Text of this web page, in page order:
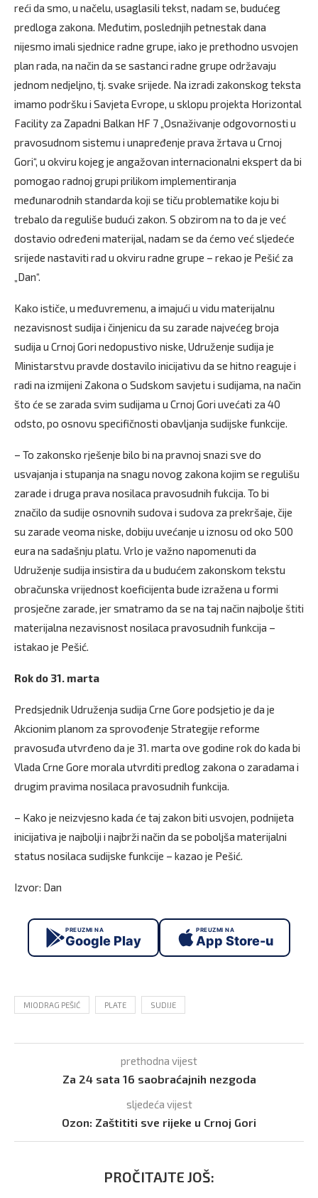
reći da smo, u načelu, usaglasili tekst, nadam se, budućeg
predloga zakona. Međutim, poslednjih petnestak dana
nijesmo imali sjednice radne grupe, iako je prethodno usvojen
plan rada, na način da se sastanci radne grupe održavaju
jednom nedjeljno, tj. svake srijede. Na izradi zakonskog teksta
imamo podršku i Savjeta Evrope, u sklopu projekta Horizontal
Facility za Zapadni Balkan HF 7 „Osnaživanje odgovornosti u
pravosudnom sistemu i unapređenje prava žrtava u Crnoj
Gori“, u okviru kojeg je angažovan internacionalni ekspert da bi
pomogao radnoj grupi prilikom implementiranja
međunarodnih standarda koji se tiču problematike koju bi
trebalo da reguliše budući zakon. S obzirom na to da je već
dostavio određeni materijal, nadam se da ćemo već sljedeće
srijede nastaviti rad u okviru radne grupe – rekao je Pešić za
„Dan“.
Kako ističe, u međuvremenu, a imajući u vidu materijalnu
nezavisnost sudija i činjenicu da su zarade najvećeg broja
sudija u Crnoj Gori nedopustivo niske, Udruženje sudija je
Ministarstvu pravde dostavilo inicijativu da se hitno reaguje i
radi na izmijeni Zakona o Sudskom savjetu i sudijama, na način
što će se zarada svim sudijama u Crnoj Gori uvećati za 40
odsto, po osnovu specifičnosti obavljanja sudijske funkcije.
– To zakonsko rješenje bilo bi na pravnoj snazi sve do
usvajanja i stupanja na snagu novog zakona kojim se regulišu
zarade i druga prava nosilaca pravosudnih fukcija. To bi
značilo da sudije osnovnih sudova i sudova za prekršaje, čije
su zarade veoma niske, dobiju uvećanje u iznosu od oko 500
eura na sadašnju platu. Vrlo je važno napomenuti da
Udruženje sudija insistira da u budućem zakonskom tekstu
obračunska vrijednost koeficijenta bude izražena u formi
prosječne zarade, jer smatramo da se na taj način najbolje štiti
materijalna nezavisnost nosilaca pravosudnih funkcija –
istakao je Pešić.
Rok do 31. marta
Predsjednik Udruženja sudija Crne Gore podsjetio je da je
Akcionim planom za sprovođenje Strategije reforme
pravosuđa utvrđeno da je 31. marta ove godine rok do kada bi
Vlada Crne Gore morala utvrditi predlog zakona o zaradama i
drugim pravima nosilaca pravosudnih funkcija.
– Kako je neizvjesno kada će taj zakon biti usvojen, podnijeta
inicijativa je najbolji i najbrži način da se poboljša materijalni
status nosilaca sudijske funkcije – kazao je Pešić.
Izvor: Dan
PREUZMI NA
Google Play
PREUZMI NA
App Store-u
MIODRAG PEŠIĆ PLATE SUDIJE
prethodna vijest
Za 24 sata 16 saobraćajnih nezgoda
sljedeća vijest
Ozon: Zaštititi sve rijeke u Crnoj Gori
PROČITAJTE JOŠ: